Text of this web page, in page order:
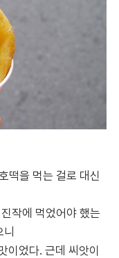
떡을 먹는 걸로 대신
작에 먹었어야 했는
니
이었다. 근데 씨앗이